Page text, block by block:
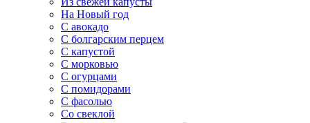
На Новый год
С авокадо
С болгарским перцем
С капустой
С морковью
С огурцами
С помидорами
С фасолью
Со свеклой